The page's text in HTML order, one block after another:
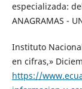
especializada:
ANAGRAMAS -
Instituto
en cifras,»
https://